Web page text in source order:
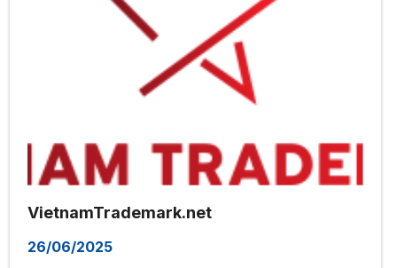
VietnamTrademark.net
26/06/2025